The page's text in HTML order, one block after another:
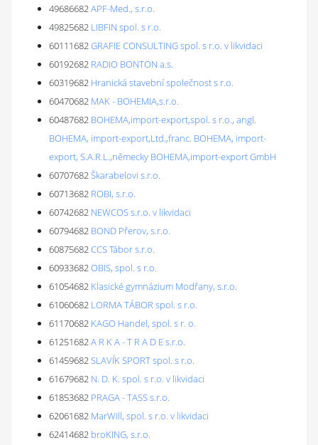
49686682APF-Med., s.r.o.
49825682 LIBFIN spol. s r.o.
60111682GRAFIE CONSULTING spol. s r.o. v likvidaci
60192682 RADIO BONTON a.s.
60319682 Hranická stavební společnost s r.o.
60470682 MAK - BOHEMIA,s.r.o.
60487682 BOHEMA,import-export,spol. s r.o., angl.
BOHEMA, import-export,Ltd.,franc. BOHEMA, import-
export, S.A.R.L.,německy BOHEMA,import-export GmbH
60707682Škarabelovi s.r.o.
60713682 ROBI, s.r.o.
60742682 NEWCOS s.r.o. v likvidaci
60794682 BOND Přerov, s.r.o.
60875682CCS Tábor s.r.o.
60933682OBIS, spol. s r.o.
61054682 Klasické gymnázium Modřany, s.r.o.
61060682 LORMA TÁBOR spol. s r.o.
61170682 KAGO Handel, spol. s r. o.
61251682A R K A - T R A D E s.r.o.
61459682SLAVÍK SPORT spol. s r.o.
61679682 N. D. K. spol. s r.o. v likvidaci
61853682 PRAGA - TASS s.r.o.
62061682 MarWill, spol. s r.o. v likvidaci
62414682 broKING, s.r.o.